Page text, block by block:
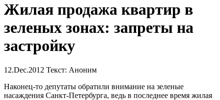
Жилая продажа квартир в
зеленых зонах: запреты на
застройку
12.Dec.2012 Текст: Аноним
Наконец-то депутаты обратили внимание на зеленые
насаждения Санкт-Петербурга, ведь в последнее время жилая